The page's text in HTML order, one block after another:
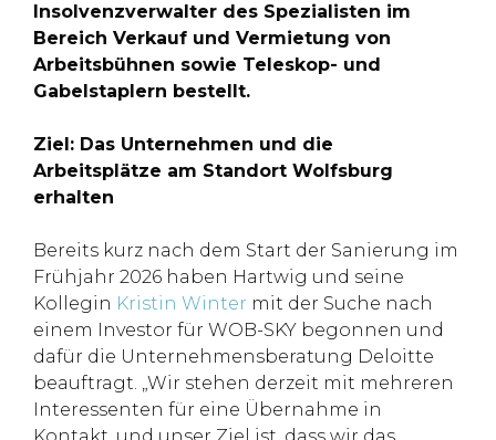
Insolvenzverwalter des Spezialisten im
Bereich Verkauf und Vermietung von
Arbeitsbühnen sowie Teleskop- und
Gabelstaplern bestellt.
Ziel: Das Unternehmen und die
Arbeitsplätze am Standort Wolfsburg
erhalten
Bereits kurz nach dem Start der Sanierung im
Frühjahr 2026 haben Hartwig und seine
Kollegin Kristin Winter mit der Suche nach
einem Investor für WOB-SKY begonnen und
dafür die Unternehmensberatung Deloitte
beauftragt. „Wir stehen derzeit mit mehreren
Interessenten für eine Übernahme in